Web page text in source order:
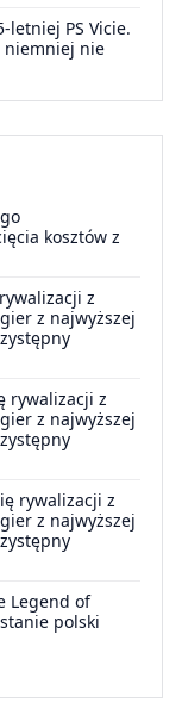
letniej PS Vicie.
niemniej nie
kosztów z
z
z najwyższej
rywalizacji z
z najwyższej
rywalizacji z
z najwyższej
Legend of
polski